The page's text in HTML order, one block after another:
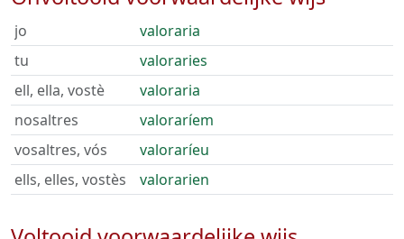
jo
valoraria
tu
valoraries
ell, ella, vostè
valoraria
nosaltres
valoraríem
vosaltres, vós
valoraríeu
ells, elles, vostès
valorarien